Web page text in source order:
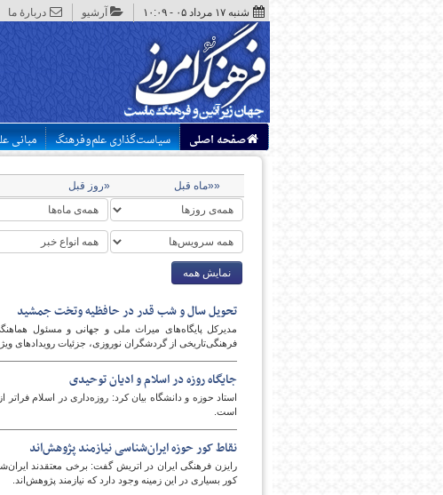
شنبه ۱۷ مرداد ۰۵ - ۱۰:۰۹ آرشیو دربارهٔ ما
پایگاه اطلاع رسانی فرهنگ
صفحه اصلی سیاست‌گذاری علم‌وفرهنگ مبانی
««ماه قبل «روز قبل
نمایش همه
تحویل سال و شب قدر در حافظیه وتخت جمشید
مدیرکل پایگاه‌های میراث ملی و جهانی و مسئول
فرهنگی‌تاریخی از گردشگران نوروزی، جزئیات رویدادهای
جایگاه روزه در اسلام و ادیان توحیدی
استاد حوزه و دانشگاه بیان کرد: روزه‌داری در اسلام
است.
نقاط کور حوزه ایران‌شناسی نیازمند پژوهش‌اند
رایزن فرهنگی ایران در اتریش گفت: برخی معتقدند
کور بسیاری در این زمینه وجود دارد که نیازمند پژوهش‌اند.